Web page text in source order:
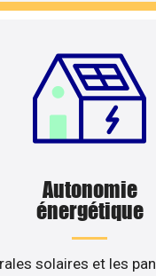
Autonomie
énergétique
solaires et les